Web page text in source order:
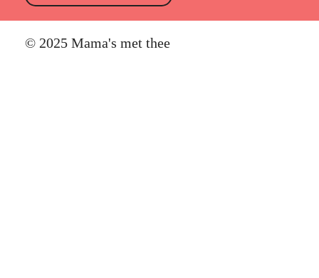
© 2025 Mama's met thee